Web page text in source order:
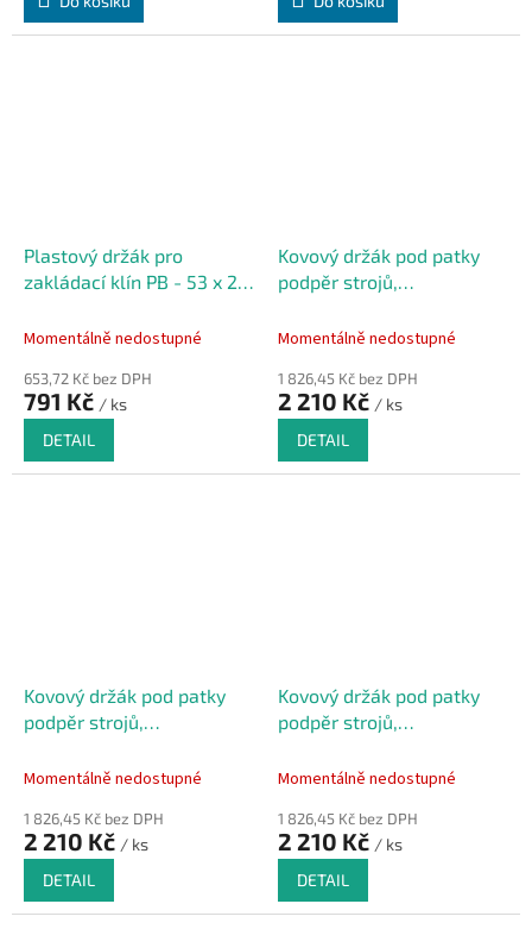
Plastový držák pro
zakládací klín PB - 53 x 20
Momentálně nedostupné
653,72 Kč bez DPH
791 Kč / ks
DETAIL
Kovový držák pod patky
podpěr strojů,
techniky FLOMA BPAD -
Momentálně nedostupné
1 826,45 Kč bez DPH
2 210 Kč / ks
DETAIL
Kovový držák pod patky
podpěr strojů,
techniky FLOMA BPAD -
Momentálně nedostupné
1 826,45 Kč bez DPH
2 210 Kč / ks
DETAIL
Kovový držák pod patky
podpěr strojů,
techniky FLOMA BPAD -
Momentálně nedostupné
1 826,45 Kč bez DPH
2 210 Kč / ks
DETAIL